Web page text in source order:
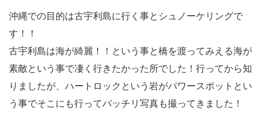
沖縄での目的は古宇利島に行く事とシュノーケリングで
す！！
古宇利島は海が綺麗！！という事と橋を渡ってみえる海が
素敵という事で凄く行きたかった所でした！行ってから知
りましたが、ハートロックという岩がパワースポットとい
う事でそこにも行ってバッチリ写真も撮ってきました！